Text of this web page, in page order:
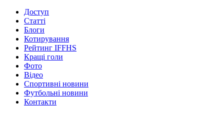
Доступ
Статті
Блоги
Котирування
Рейтинг IFFHS
Кращі голи
Фото
Відео
Спортивні новини
Футбольні новини
Контакти